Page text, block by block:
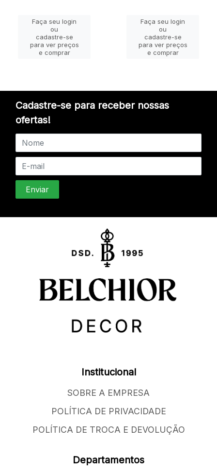
Faça seu login
ou
cadastre-se
para ver preços
e comprar
Faça seu login
ou
cadastre-se
para ver preços
e comprar
Cadastre-se para receber nossas
ofertas!
Institucional
SOBRE A EMPRESA
POLÍTICA DE PRIVACIDADE
POLÍTICA DE TROCA E DEVOLUÇÃO
Departamentos